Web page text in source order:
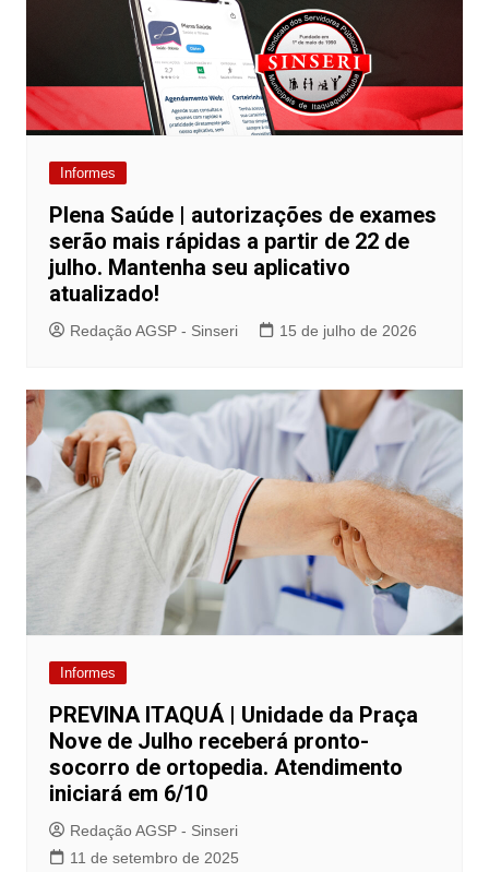
Informes
Plena Saúde | autorizações de exames
serão mais rápidas a partir de 22 de
julho. Mantenha seu aplicativo
atualizado!
Redação AGSP - Sinseri 15 de julho de 2026
Informes
PREVINA ITAQUÁ | Unidade da Praça
Nove de Julho receberá pronto-
socorro de ortopedia. Atendimento
iniciará em 6/10
Redação AGSP - Sinseri
11 de setembro de 2025